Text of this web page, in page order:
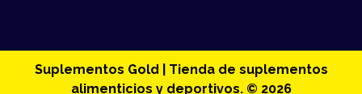
Suplementos Gold | Tienda de suplementos
alimenticios y deportivos. © 2026